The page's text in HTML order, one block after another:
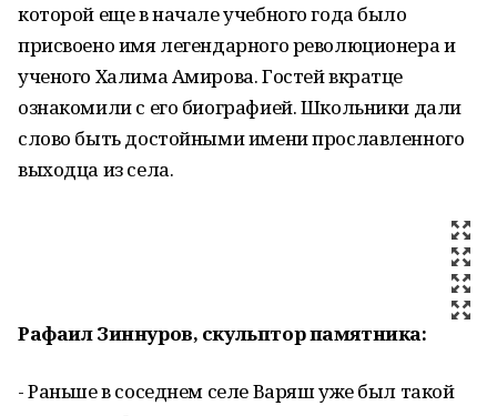
которой еще в начале учебного года было
присвоено имя легендарного революционера и
ученого Халима Амирова. Гостей вкратце
ознакомили с его биографией. Школьники дали
слово быть достойными имени прославленного
выходца из села.
Рафаил Зиннуров, скульптор памятника:
- Раньше в соседнем селе Варяш уже был такой